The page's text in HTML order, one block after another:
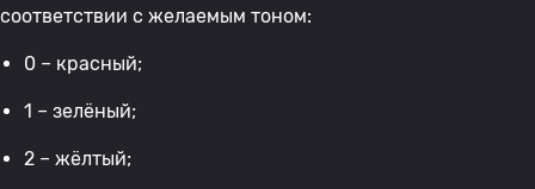
соответствии с желаемым тоном:
0 – красный;
1 – зелёный;
2 – жёлтый;